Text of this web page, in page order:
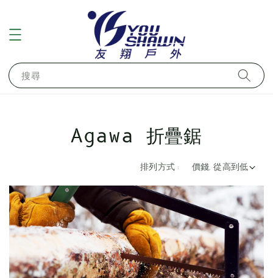
搜尋
Agawa 折疊鋸
排列方式 :